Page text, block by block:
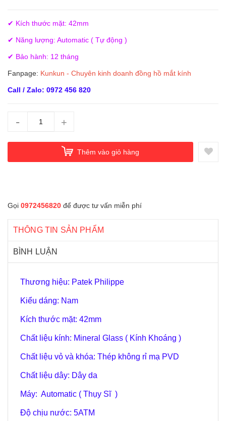
✔ Kích thước mặt: 42mm
✔ Năng lượng: Automatic ( Tự động )
✔ Bảo hành: 12 tháng
Fanpage: Kunkun - Chuyên kinh doanh đồng hồ mắt kính
Call / Zalo: 0972 456 820
- +
Thêm vào giỏ hàng
Gọi 0972456820 để được tư vấn miễn phí
THÔNG TIN SẢN PHẨM
BÌNH LUẬN
Thương hiệu: Patek Philippe
Kiểu dáng: Nam
Kích thước mặt: 42mm
Chất liệu kính: Mineral Glass ( Kính Khoáng )
Chất liệu vỏ và khóa: Thép không rỉ mạ PVD
Chất liệu dây: Dây da
Máy: Automatic ( Thụy Sĩ )
Độ chịu nước: 5ATM